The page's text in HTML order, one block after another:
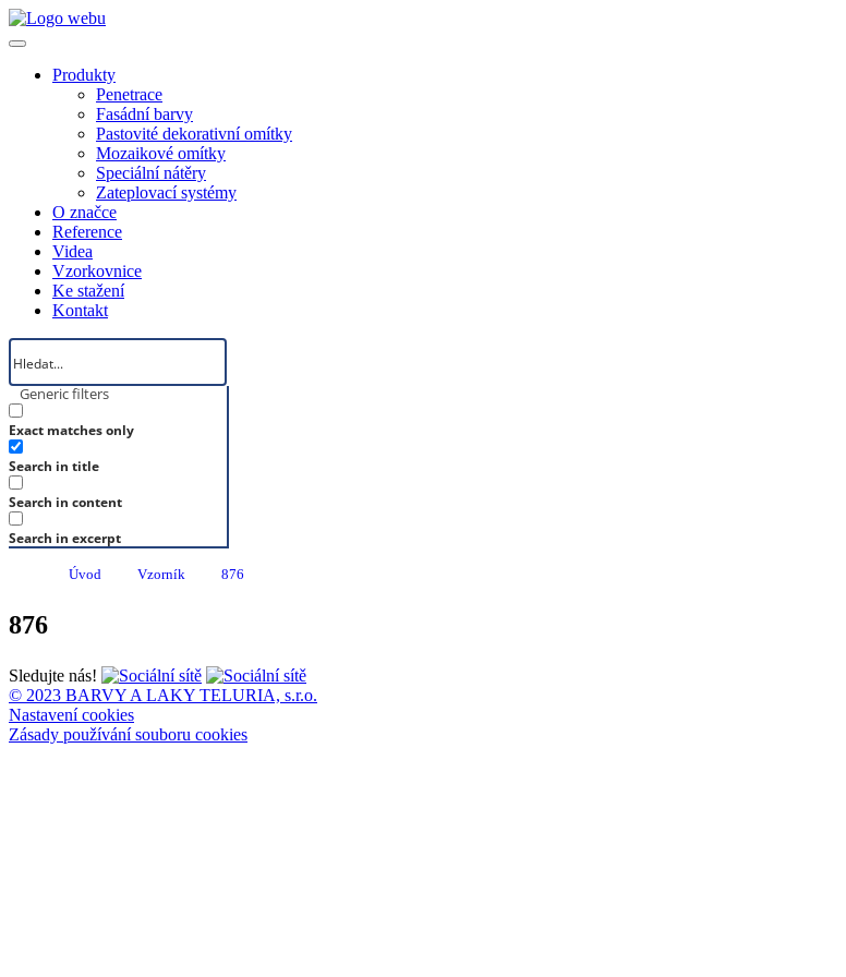
Produkty
Penetrace
Fasádní barvy
Pastovité dekorativní omítky
Mozaikové omítky
Speciální nátěry
Zateplovací systémy
O značce
Reference
Videa
Vzorkovnice
Ke stažení
Kontakt
Generic filters
Exact matches only
Search in title
Search in content
Search in excerpt
Úvod Vzorník 876
876
Sledujte nás!
© 2023 BARVY A LAKY TELURIA, s.r.o.
Nastavení cookies
Zásady používání souboru cookies